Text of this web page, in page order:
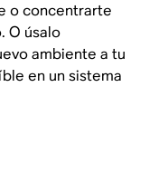
o concentrarte
O úsalo
ambiente a tu
en un sistema